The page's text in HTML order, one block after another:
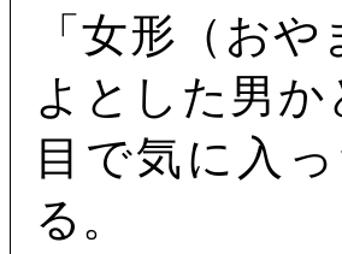
「女形（お
よとした男
目で気に入
る。